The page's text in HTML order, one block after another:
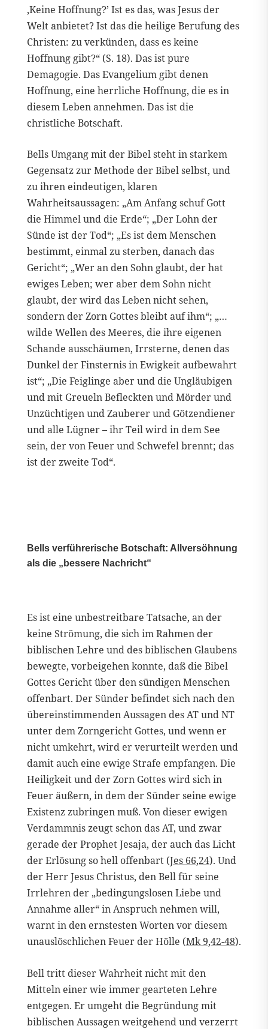
‚Keine Hoffnung?’ Ist es das, was Jesus der
Welt anbietet? Ist das die heilige Berufung des
Christen: zu verkünden, dass es keine
Hoffnung gibt?“ (S. 18). Das ist pure
Demagogie. Das Evangelium gibt denen
Hoffnung, eine herrliche Hoffnung, die es in
diesem Leben annehmen. Das ist die
christliche Botschaft.
Bells Umgang mit der Bibel steht in starkem
Gegensatz zur Methode der Bibel selbst, und
zu ihren eindeutigen, klaren
Wahrheitsaussagen: „Am Anfang schuf Gott
die Himmel und die Erde“; „Der Lohn der
Sünde ist der Tod“; „Es ist dem Menschen
bestimmt, einmal zu sterben, danach das
Gericht“; „Wer an den Sohn glaubt, der hat
ewiges Leben; wer aber dem Sohn nicht
glaubt, der wird das Leben nicht sehen,
sondern der Zorn Gottes bleibt auf ihm“; „…
wilde Wellen des Meeres, die ihre eigenen
Schande ausschäumen, Irrsterne, denen das
Dunkel der Finsternis in Ewigkeit aufbewahrt
ist“; „Die Feiglinge aber und die Ungläubigen
und mit Greueln Befleckten und Mörder und
Unzüchtigen und Zauberer und Götzendiener
und alle Lügner – ihr Teil wird in dem See
sein, der von Feuer und Schwefel brennt; das
ist der zweite Tod“.
Bells verführerische Botschaft: Allversöhnung
als die „bessere Nachricht“
Es ist eine unbestreitbare Tatsache, an der
keine Strömung, die sich im Rahmen der
biblischen Lehre und des biblischen Glaubens
bewegte, vorbeigehen konnte, daß die Bibel
Gottes Gericht über den sündigen Menschen
offenbart. Der Sünder befindet sich nach den
übereinstimmenden Aussagen des AT und NT
unter dem Zorngericht Gottes, und wenn er
nicht umkehrt, wird er verurteilt werden und
damit auch eine ewige Strafe empfangen. Die
Heiligkeit und der Zorn Gottes wird sich in
Feuer äußern, in dem der Sünder seine ewige
Existenz zubringen muß. Von dieser ewigen
Verdammnis zeugt schon das AT, und zwar
gerade der Prophet Jesaja, der auch das Licht
der Erlösung so hell offenbart (Jes 66,24). Und
der Herr Jesus Christus, den Bell für seine
Irrlehren der „bedingungslosen Liebe und
Annahme aller“ in Anspruch nehmen will,
warnt in den ernstesten Worten vor diesem
unauslöschlichen Feuer der Hölle (Mk 9,42-48).
Bell tritt dieser Wahrheit nicht mit den
Mitteln einer wie immer gearteten Lehre
entgegen. Er umgeht die Begründung mit
biblischen Aussagen weitgehend und verzerrt